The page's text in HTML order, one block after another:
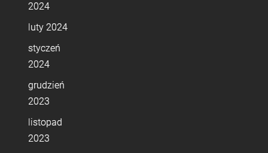
2024
luty 2024
styczeń
2024
grudzień
2023
listopad
2023